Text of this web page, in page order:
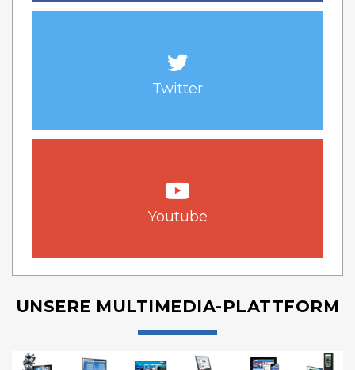
Twitter
Youtube
UNSERE MULTIMEDIA-PLATTFORM